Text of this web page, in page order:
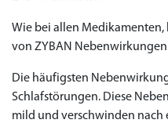
Wie bei allen
von ZYBAN
Die häufigsten
Schlafstörungen. Diese
mild und verschwinden nach